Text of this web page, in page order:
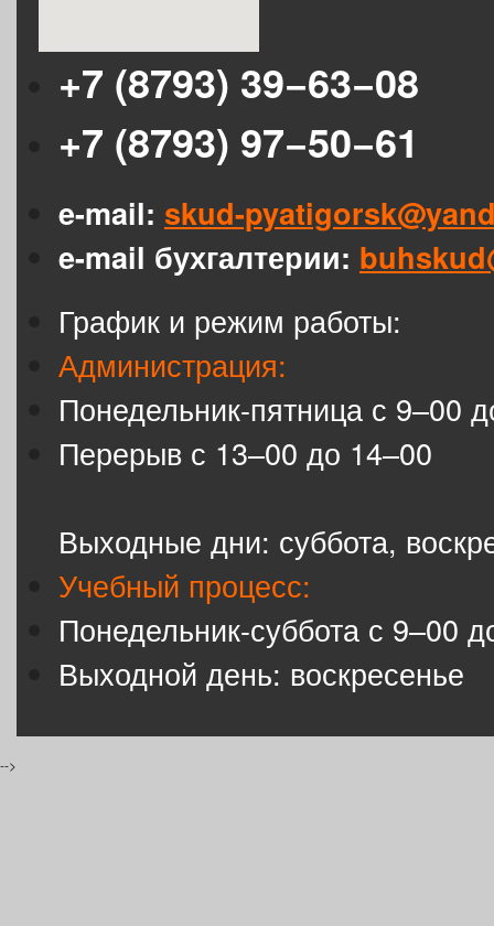
+7 (8793) 39−63−08
+7 (8793) 97−50−61
e-mail: skud-
e-mail бухгалтерии:
График и режим работы:
Администрация:
Понедельник-пятница с 9–00
Перерыв с 13–00 до 14–00
Выходные дни: суббота,
Учебный процесс:
Понедельник-суббота с 9–00
Выходной день: воскресенье
-->